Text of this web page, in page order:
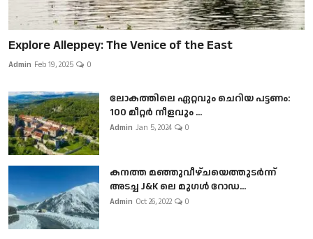
Explore Alleppey: The Venice of the East
Admin Feb 19, 2025 0
ലോകത്തിലെ ഏറ്റവും ചെറിയ പട്ടണം:
100 മീറ്റർ നീളവും ...
Admin Jan 5, 2024 0
കനത്ത മഞ്ഞുവീഴ്ചയെത്തുടർന്ന്
അടച്ച J&K ലെ മുഗൾ റോഡ...
Admin Oct 26, 2022 0